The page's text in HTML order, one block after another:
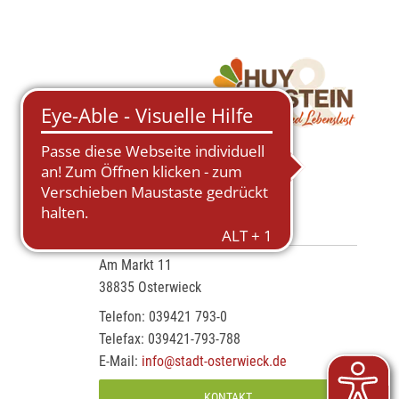
RATHAUS OSTERWIECK
Am Markt 11
38835 Osterwieck
Telefon: 039421 793-0
Telefax: 039421-793-788
E-Mail: info@stadt-osterwieck.de